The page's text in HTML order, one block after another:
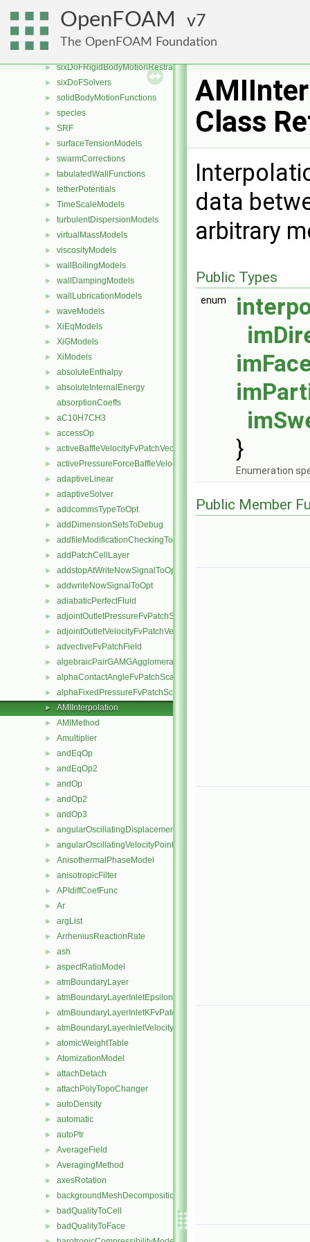
OpenFOAM 7
The OpenFOAM Foundation
► sampledSurfaces
► saturationModels
►
► sixDoFRigidBodyMotionRestraints
► sixDoFSolvers
► solidBodyMotionFunctions
► species
► SRF
► surfaceTensionModels
► swarmCorrections
► tabulatedWallFunctions
► tetherPotentials
► TimeScaleModels
► turbulentDispersionModels
► virtualMassModels
► viscosityModels
► wallBoilingModels
► wallDampingModels
► wallLubricationModels
► waveModels
► XiEqModels
► XiGModels
► XiModels
► absoluteEnthalpy
►
absoluteInternalEnergy
absorptionCoeffs
► aC10H7CH3
► accessOp
► activeBaffleVelocityFvPatchVectorField
► activePressureForceBaffleVelocityFvPatchVectorField
► adaptiveLinear
► adaptiveSolver
► addcommsTypeToOpt
► addDimensionSetsToDebug
► addfileModificationCheckingToOpt
► addPatchCellLayer
► addstopAtWriteNowSignalToOpt
► addwriteNowSignalToOpt
► adiabaticPerfectFluid
► adjointOutletPressureFvPatchScalarField
► adjointOutletVelocityFvPatchVectorField
► advectiveFvPatchField
► algebraicPairGAMGAgglomeration
► alphaContactAngleFvPatchScalarField
► alphaFixedPressureFvPatchScalarField
► AMIInterpolation
► AMIMethod
► Amultiplier
► andEqOp
► andEqOp2
► andOp
► andOp2
► andOp3
► angularOscillatingDisplacementPointPatchVectorField
► angularOscillatingVelocityPointPatchVectorField
► AnisothermalPhaseModel
► anisotropicFilter
► APIdiffCoefFunc
► Ar
► argList
► ArrheniusReactionRate
► ash
► aspectRatioModel
► atmBoundaryLayer
► atmBoundaryLayerInletEpsilonFvPatchScalarField
► atmBoundaryLayerInletKFvPatchScalarField
► atmBoundaryLayerInletVelocityFvPatchVectorField
► atomicWeightTable
► AtomizationModel
► attachDetach
► attachPolyTopoChanger
► autoDensity
► automatic
► autoPtr
► AverageField
► AveragingMethod
► axesRotation
► backgroundMeshDecomposition
► badQualityToCell
► badQualityToFace
Class
data
arbitrary
Public Types
enum
}
Enumeration
Public Member